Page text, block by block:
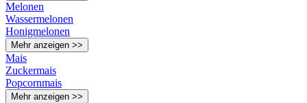
Melonen
Wassermelonen
Honigmelonen
Mehr anzeigen >>
Mais
Zuckermais
Popcornmais
Mehr anzeigen >>